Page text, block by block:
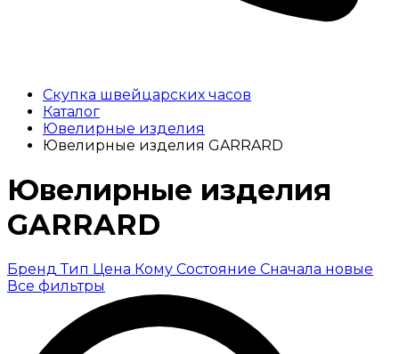
Скупка швейцарских часов
Каталог
Ювелирные изделия
Ювелирные изделия GARRARD
Ювелирные изделия
GARRARD
Бренд Тип Цена Кому Состояние Сначала новые
Все фильтры